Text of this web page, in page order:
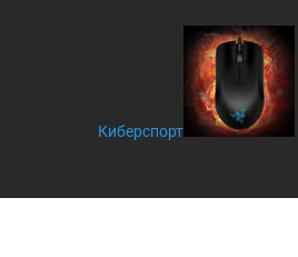
Киберспорт